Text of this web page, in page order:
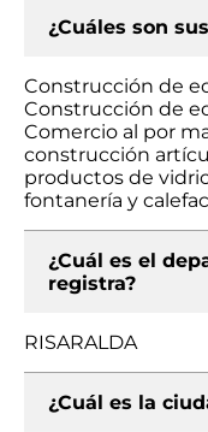
¿Cuáles son
Construcción de
Construcción de
Comercio al por
construcción
productos de
fontanería y
¿Cuál es el
registra?
RISARALDA
¿Cuál es la